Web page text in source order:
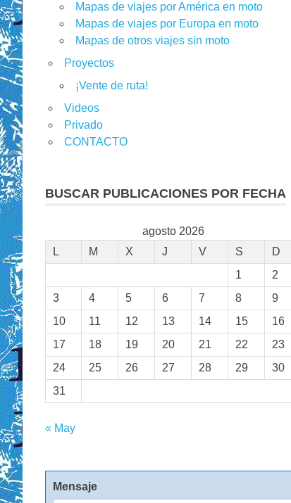
Mapas de viajes por América en moto
Mapas de viajes por Europa en moto
Mapas de otros viajes sin moto
Proyectos
¡Vente de ruta!
Videos
Privado
CONTACTO
BUSCAR PUBLICACIONES POR FECHA
agosto 2026
L
M X J V S
D
1
2
3
4 5 6 7 8
9
10
11 12 13 14 15
16
17
18 19 20 21 22
23
24
25 26 27 28 29
30
31
« May
Mensaje